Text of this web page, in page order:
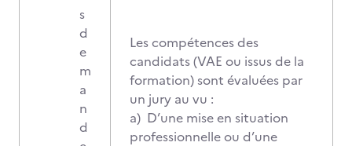
s
d
e
m
a
n
d
Les compétences des
candidats (VAE ou issus de la
formation) sont évaluées par
un jury au vu :
a) D’une mise en situation
professionnelle ou d’une